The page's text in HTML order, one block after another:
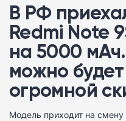
В РФ
Redmi Note
на 5000
можно
огромной
Модель приходит на